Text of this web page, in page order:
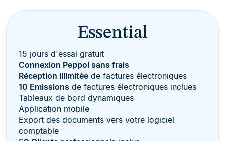
Essential
15 jours d'essai gratuit
Connexion Peppol sans frais
Réception illimitée de factures électroniques
10 Emissions de factures électroniques inclues
Tableaux de bord dynamiques
Application mobile
Export des documents vers votre logiciel
comptable